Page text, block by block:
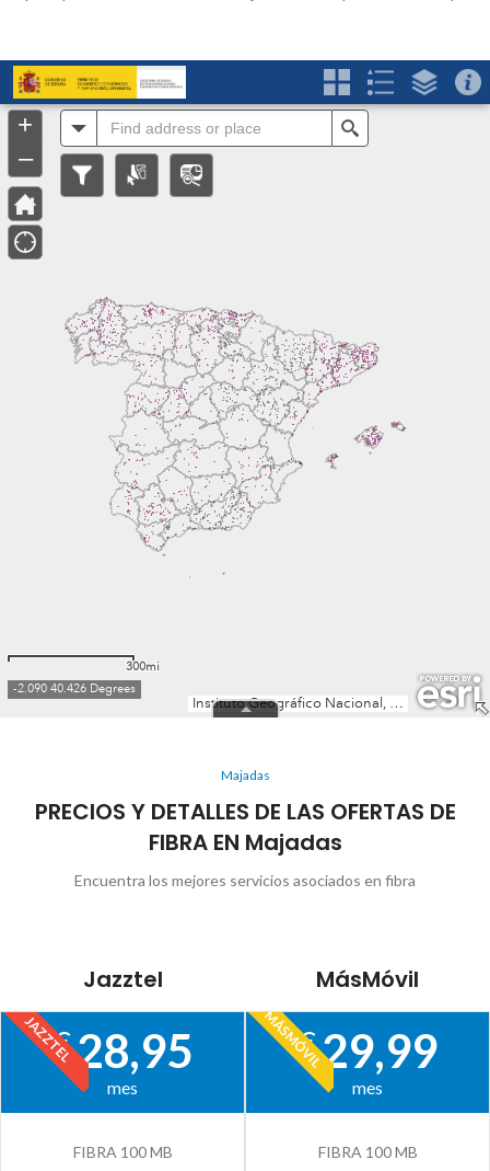
Majadas
PRECIOS Y DETALLES DE LAS OFERTAS DE
FIBRA EN Majadas
Encuentra los mejores servicios asociados en fibra
Jazztel
JAZZTEL
€28,95
mes
FIBRA 100 MB
MásMóvil
MÁSMÓVIL
€29,99
mes
FIBRA 100 MB